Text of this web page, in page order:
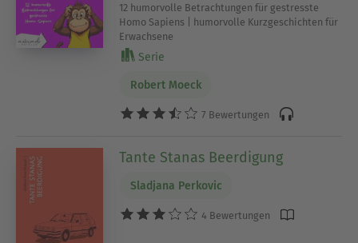
12 humorvolle Betrachtungen für gestresste
Homo Sapiens | humorvolle Kurzgeschichten für
Erwachsene
Serie
Robert Moeck
7 Bewertungen
Tante Stanas Beerdigung
Sladjana Perkovic
4 Bewertungen